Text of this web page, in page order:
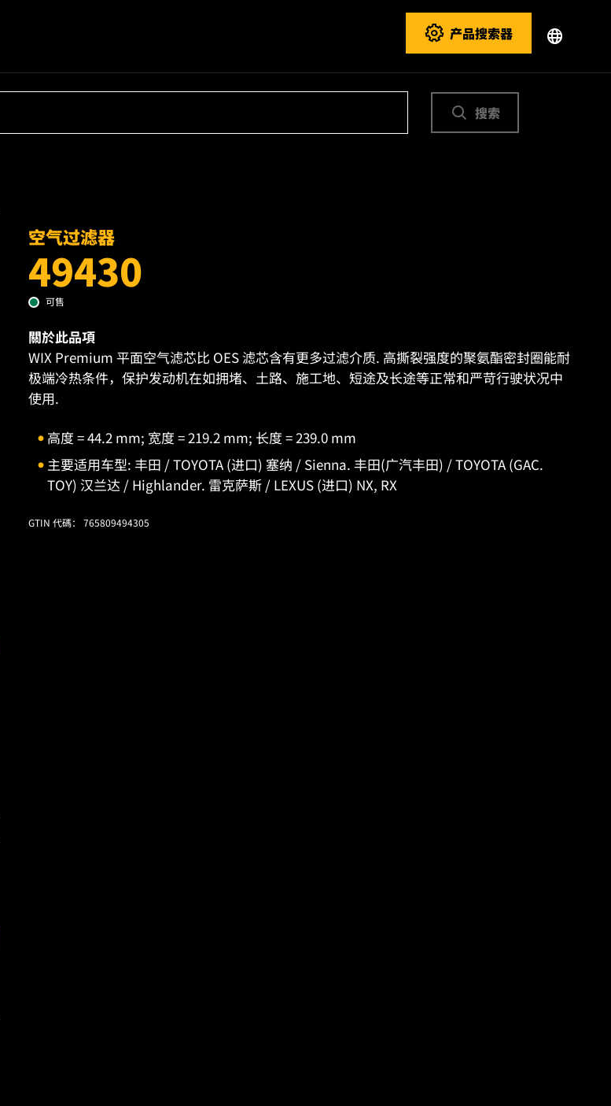
产品搜索器
搜索
空气过滤器
49430
可售
關於此品項
WIX Premium 平面空气滤芯比 OES 滤芯含有更多过滤介质. 高撕裂强度的聚氨酯密封圈能耐
极端冷热条件，保护发动机在如拥堵、土路、施工地、短途及长途等正常和严苛行驶状况中
使用.
高度 = 44.2 mm; 宽度 = 219.2 mm; 长度 = 239.0 mm
主要适用车型: 丰田 / TOYOTA (进口) 塞纳 / Sienna. 丰田(广汽丰田) / TOYOTA (GAC.
TOY) 汉兰达 / Highlander. 雷克萨斯 / LEXUS (进口) NX, RX
GTIN 代碼： 765809494305